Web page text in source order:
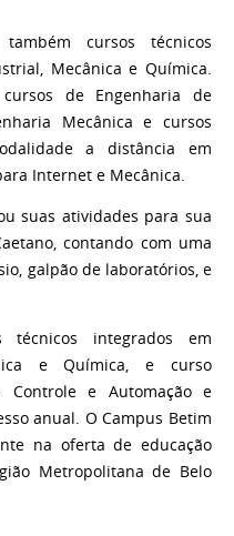
cursos técnicos
Mecânica e Química.
de Engenharia de
Mecânica e cursos
a distância em
Internet e Mecânica.
suas atividades para sua
contando com uma
galpão de laboratórios, e
técnicos integrados em
e Química, e curso
Controle e Automação e
anual. O Campus Betim
na oferta de educação
Metropolitana de Belo